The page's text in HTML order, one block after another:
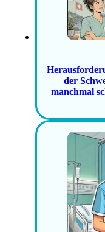
der
manchmal